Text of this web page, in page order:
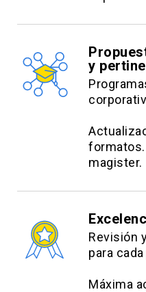
y
magister.
Revisión
para
Máxima